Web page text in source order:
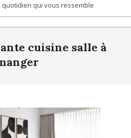
qui vous ressemble
cuisine salle à